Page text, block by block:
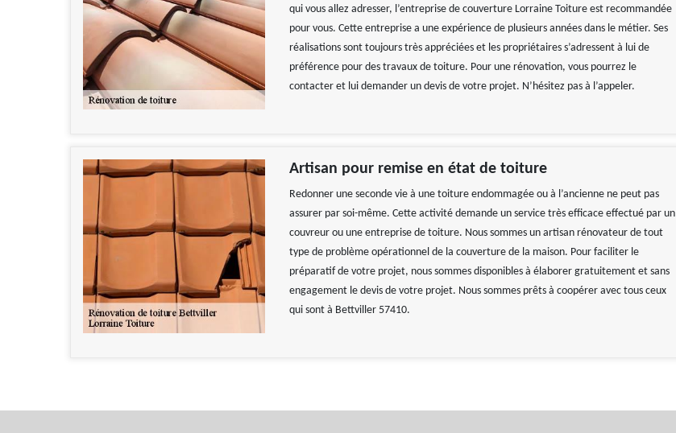
qui vous allez adresser, l’entreprise de couverture Lorraine Toiture est recommandée
pour vous. Cette entreprise a une expérience de plusieurs années dans le métier. Ses
réalisations sont toujours très appréciées et les propriétaires s’adressent à lui de
préférence pour des travaux de toiture. Pour une rénovation, vous pourrez le
contacter et lui demander un devis de votre projet. N’hésitez pas à l’appeler.
Artisan pour remise en état de toiture
Redonner une seconde vie à une toiture endommagée ou à l’ancienne ne peut pas
assurer par soi-même. Cette activité demande un service très efficace effectué par un
couvreur ou une entreprise de toiture. Nous sommes un artisan rénovateur de tout
type de problème opérationnel de la couverture de la maison. Pour faciliter le
préparatif de votre projet, nous sommes disponibles à élaborer gratuitement et sans
engagement le devis de votre projet. Nous sommes prêts à coopérer avec tous ceux
qui sont à Bettviller 57410.